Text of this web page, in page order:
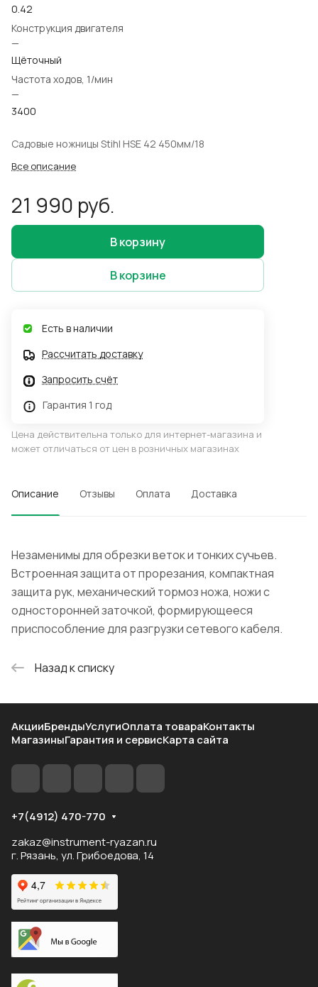
0.42
Конструкция двигателя
—
Щёточный
Частота ходов, 1/мин
—
3400
Садовые ножницы Stihl HSE 42 450мм/18
Все описание
21 990 руб.
В корзину
В корзине
Есть в наличии
Рассчитать доставку
Запросить счёт
Гарантия 1 год
Цена действительна только для интернет-магазина и
может отличаться от цен в розничных магазинах
Описание Отзывы Оплата Доставка
Незаменимы для обрезки веток и тонких сучьев.
Встроенная защита от прорезания, компактная
защита рук, механический тормоз ножа, ножи с
односторонней заточкой, формирующееся
приспособление для разгрузки сетевого кабеля.
Назад к списку
АкцииБрендыУслугиОплата товараКонтакты
МагазиныГарантия и сервисКарта сайта
+7(4912) 470-770
zakaz@instrument-ryazan.ru
г. Рязань, ул. Грибоедова, 14